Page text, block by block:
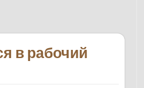
в рабочий